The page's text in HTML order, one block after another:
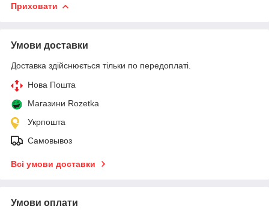
Приховати
Умови доставки
Доставка здійснюється тільки по передоплаті.
Нова Пошта
Магазини Rozetka
Укрпошта
Самовывоз
Всі умови доставки
Умови оплати